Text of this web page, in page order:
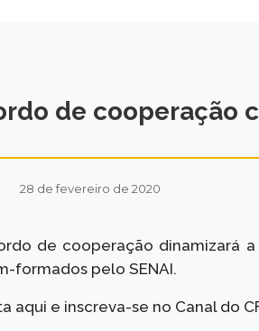
de cooperação
28 de fevereiro de 2020
de cooperação dinamizará
formados pelo SENAI.
aqui e inscreva-se no Canal do